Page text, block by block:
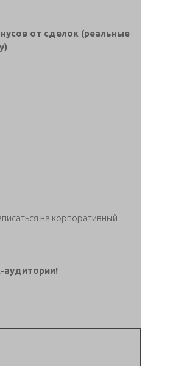
от сделок (реальные
на корпоративный
аудитории!